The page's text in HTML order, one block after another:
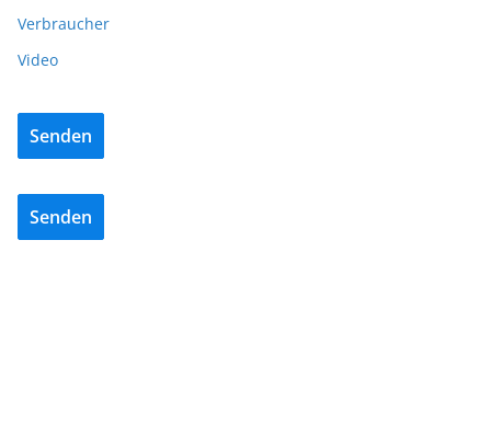
Verbraucher
Video
Senden
Senden